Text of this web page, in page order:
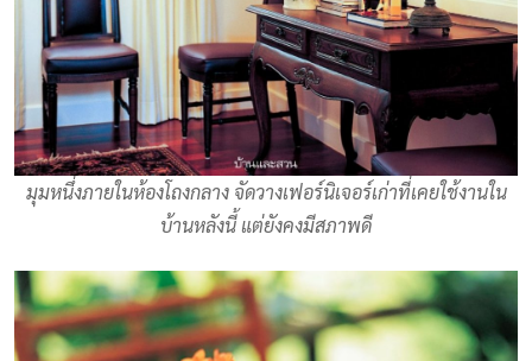
มุมหนึ่งภายในห้องโถงกลาง จัดวางเฟอร์นิเจอร์เก่าที่เคยใช้งานใน
บ้านหลังนี้ แต่ยังคงมีสภาพดี